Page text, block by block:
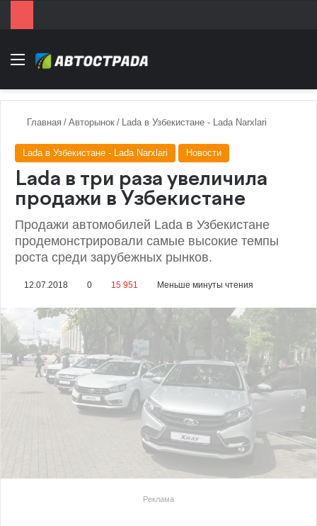
Menu
Главная / Авторынок / Lada в Узбекистане - Lada Narxlari
Lada в Узбекистане - Lada Narxlari Новости
Lada в три раза увеличила
продажи в Узбекистане
Продажи автомобилей Lada в Узбекистане
продемонстрировали самые высокие темпы
роста среди зарубежных рынков.
12.07.2018 0 15 951 Меньше минуты чтения
Реклама